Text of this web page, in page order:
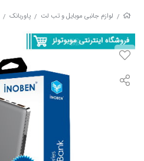
/ لوازم جانبی موبایل و تب لت / پاوربانک /